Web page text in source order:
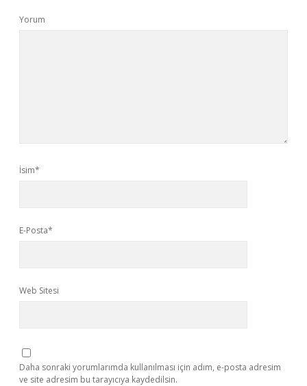
Yorum
İsim*
E-Posta*
Web Sitesi
Daha sonraki yorumlarımda kullanılması için adım, e-posta adresim
ve site adresim bu tarayıcıya kaydedilsin.